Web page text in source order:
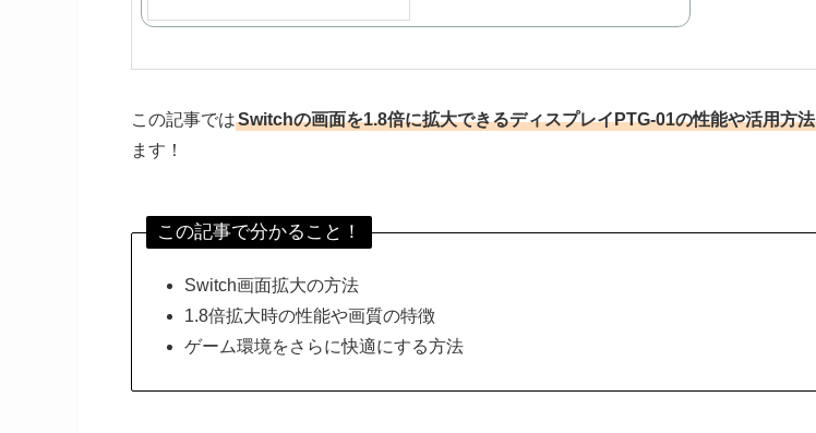
この記事ではSwitchの画面を1.8倍に拡大できるディスプレイPTG-01の性能や活用方法
ます！
この記事で分かること！
Switch画面拡大の方法
1.8倍拡大時の性能や画質の特徴
ゲーム環境をさらに快適にする方法